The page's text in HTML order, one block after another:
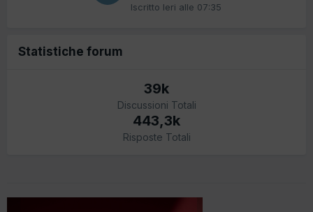
Iscritto Ieri alle 07:35
Statistiche forum
39k
Discussioni Totali
443,3k
Risposte Totali